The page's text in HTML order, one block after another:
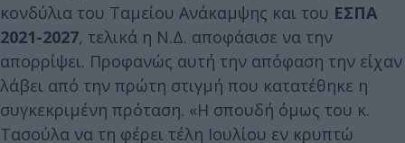
κονδύλια του Ταμείου Ανάκαμψης και του ΕΣΠΑ
2021-2027, τελικά η Ν.Δ. αποφάσισε να την
απορρίψει. Προφανώς αυτή την απόφαση την είχαν
λάβει από την πρώτη στιγμή που κατατέθηκε η
συγκεκριμένη πρόταση. «Η σπουδή όμως του κ.
Τασούλα να τη φέρει τέλη Ιουλίου εν κρυπτώ